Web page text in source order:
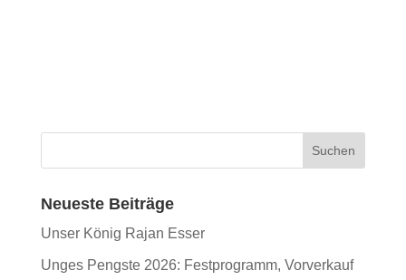
Neueste Beiträge
Unser König Rajan Esser
Unges Pengste 2026: Festprogramm, Vorverkauf